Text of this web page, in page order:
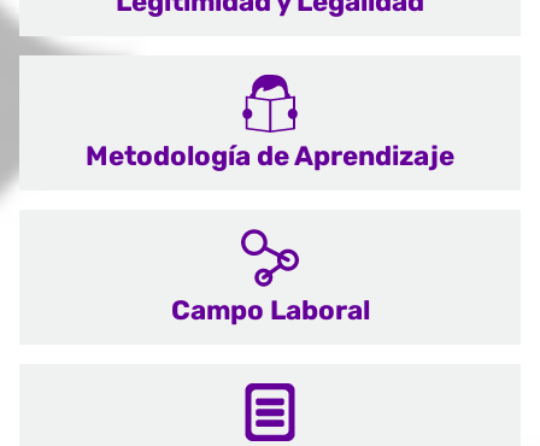
Metodología de Aprendizaje
Campo Laboral